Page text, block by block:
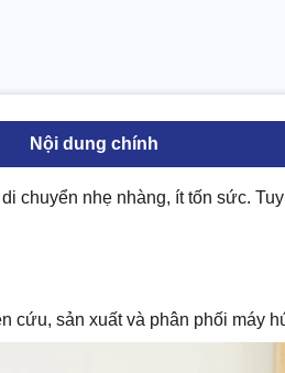
Nội dung chính
chuyển nhẹ nhàng, ít tốn sức.
cứu, sản xuất và phân phối máy